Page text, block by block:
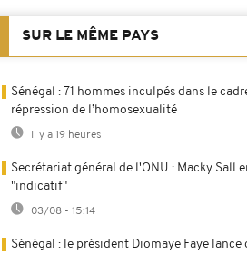
SUR LE MÊME PAYS
Sénégal : 71 hommes inculpés dans le
répression de l’homosexualité
Il y a 19 heures
Secrétariat général de l'ONU : Macky Sall
"indicatif"
03/08 - 15:14
Sénégal : le président Diomaye Faye